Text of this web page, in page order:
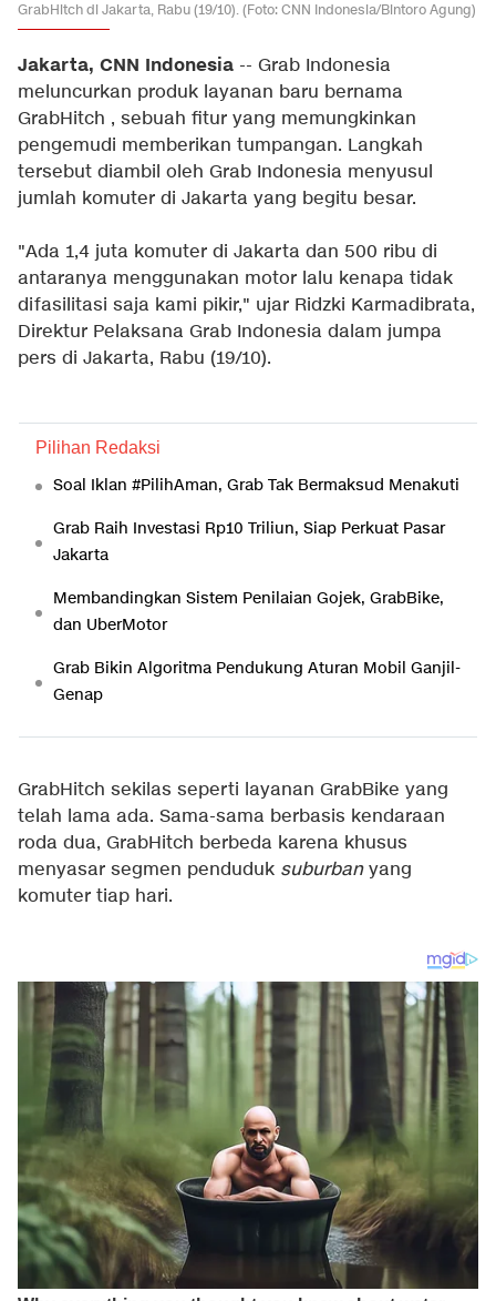
GrabHitch di Jakarta, Rabu (19/10). (Foto: CNN Indonesia/Bintoro Agung)
Jakarta, CNN Indonesia -- Grab Indonesia
meluncurkan produk layanan baru bernama
GrabHitch , sebuah fitur yang memungkinkan
pengemudi memberikan tumpangan. Langkah
tersebut diambil oleh Grab Indonesia menyusul
jumlah komuter di Jakarta yang begitu besar.
"Ada 1,4 juta komuter di Jakarta dan 500 ribu di
antaranya menggunakan motor lalu kenapa tidak
difasilitasi saja kami pikir," ujar Ridzki Karmadibrata,
Direktur Pelaksana Grab Indonesia dalam jumpa
pers di Jakarta, Rabu (19/10).
Pilihan Redaksi
Soal Iklan #PilihAman, Grab Tak Bermaksud Menakuti
Grab Raih Investasi Rp10 Triliun, Siap Perkuat Pasar
Jakarta
Membandingkan Sistem Penilaian Gojek, GrabBike,
dan UberMotor
Grab Bikin Algoritma Pendukung Aturan Mobil Ganjil-
Genap
GrabHitch sekilas seperti layanan GrabBike yang
telah lama ada. Sama-sama berbasis kendaraan
roda dua, GrabHitch berbeda karena khusus
menyasar segmen penduduk suburbanyang
komuter tiap hari.